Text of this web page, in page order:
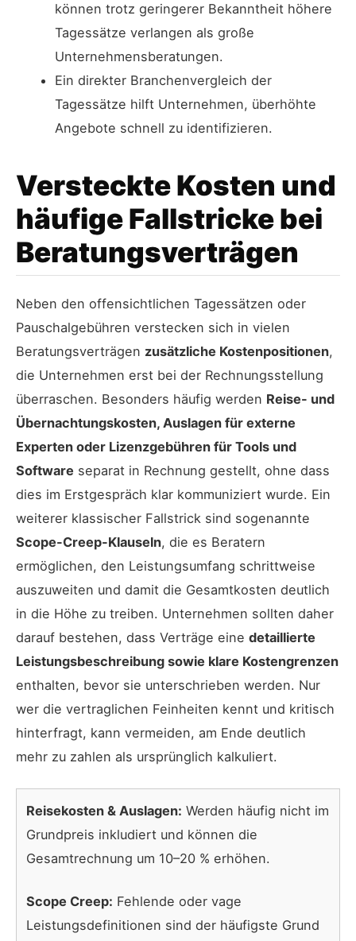
können trotz geringerer Bekanntheit höhere
Tagessätze verlangen als große
Unternehmensberatungen.
Ein direkter Branchenvergleich der
Tagessätze hilft Unternehmen, überhöhte
Angebote schnell zu identifizieren.
Versteckte Kosten und
häufige Fallstricke bei
Beratungsverträgen
Neben den offensichtlichen Tagessätzen oder
Pauschalgebühren verstecken sich in vielen
Beratungsverträgen zusätzliche Kostenpositionen,
die Unternehmen erst bei der Rechnungsstellung
überraschen. Besonders häufig werden Reise- und
Übernachtungskosten, Auslagen für externe
Experten oder Lizenzgebühren für Tools und
Software separat in Rechnung gestellt, ohne dass
dies im Erstgespräch klar kommuniziert wurde. Ein
weiterer klassischer Fallstrick sind sogenannte
Scope-Creep-Klauseln, die es Beratern
ermöglichen, den Leistungsumfang schrittweise
auszuweiten und damit die Gesamtkosten deutlich
in die Höhe zu treiben. Unternehmen sollten daher
darauf bestehen, dass Verträge eine detaillierte
Leistungsbeschreibung sowie klare Kostengrenzen
enthalten, bevor sie unterschrieben werden. Nur
wer die vertraglichen Feinheiten kennt und kritisch
hinterfragt, kann vermeiden, am Ende deutlich
mehr zu zahlen als ursprünglich kalkuliert.
Reisekosten & Auslagen: Werden häufig nicht im
Grundpreis inkludiert und können die
Gesamtrechnung um 10–20 % erhöhen.
Scope Creep: Fehlende oder vage
Leistungsdefinitionen sind der häufigste Grund